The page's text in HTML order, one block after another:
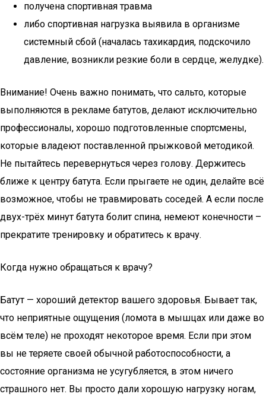
получена спортивная травма
либо спортивная нагрузка выявила в организме
системный сбой (началась тахикардия, подскочило
давление, возникли резкие боли в сердце, желудке).
Внимание! Очень важно понимать, что сальто, которые
выполняются в рекламе батутов, делают исключительно
профессионалы, хорошо подготовленные спортсмены,
которые владеют поставленной прыжковой методикой.
Не пытайтесь перевернуться через голову. Держитесь
ближе к центру батута. Если прыгаете не один, делайте всё
возможное, чтобы не травмировать соседей. А если после
двух-трёх минут батута болит спина, немеют конечности –
прекратите тренировку и обратитесь к врачу.
Когда нужно обращаться к врачу?
Батут — хороший детектор вашего здоровья. Бывает так,
что неприятные ощущения (ломота в мышцах или даже во
всём теле) не проходят некоторое время. Если при этом
вы не теряете своей обычной работоспособности, а
состояние организма не усугубляется, в этом ничего
страшного нет. Вы просто дали хорошую нагрузку ногам,